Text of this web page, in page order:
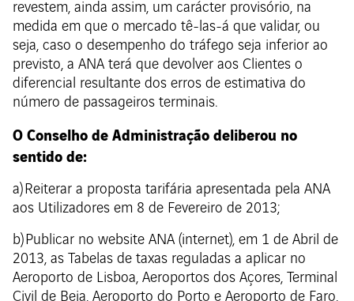
revestem, ainda assim, um carácter provisório, na
medida em que o mercado tê-las-á que validar, ou
seja, caso o desempenho do tráfego seja inferior ao
previsto, a ANA terá que devolver aos Clientes o
diferencial resultante dos erros de estimativa do
número de passageiros terminais.
O Conselho de Administração deliberou no
sentido de:
a) Reiterar a proposta tarifária apresentada pela ANA
aos Utilizadores em 8 de Fevereiro de 2013;
b) Publicar no website ANA (internet), em 1 de Abril de
2013, as Tabelas de taxas reguladas a aplicar no
Aeroporto de Lisboa, Aeroportos dos Açores, Terminal
Civil de Beja, Aeroporto do Porto e Aeroporto de Faro,